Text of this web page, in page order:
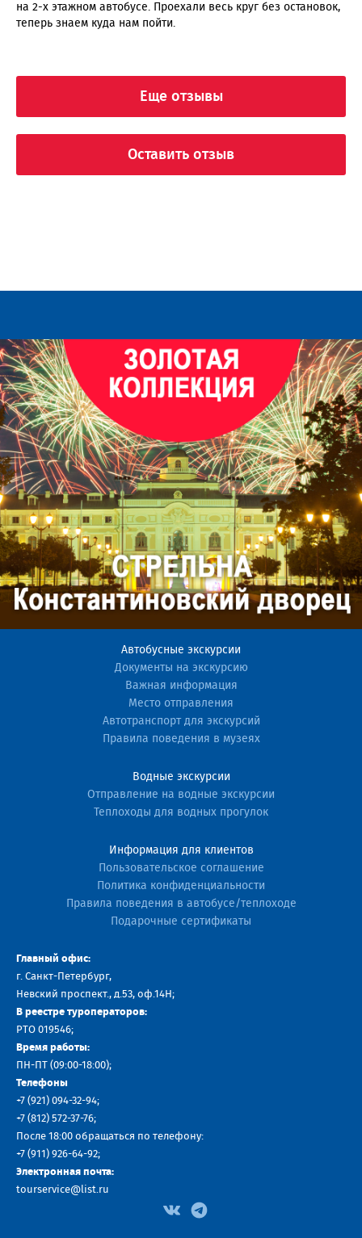
на 2-х этажном автобусе. Проехали весь круг без остановок,
теперь знаем куда нам пойти.
Еще отзывы
Оставить отзыв
Автобусные экскурсии
Документы на экскурсию
Важная информация
Место отправления
Автотранспорт для экскурсий
Правила поведения в музеях
Водные экскурсии
Отправление на водные экскурсии
Теплоходы для водных прогулок
Информация для клиентов
Пользовательское соглашение
Политика конфиденциальности
Правила поведения в автобусе/теплоходе
Подарочные сертификаты
Главный офис:
г. Санкт-Петербург,
Невский проспект., д.53, оф.14H;
В реестре туроператоров:
РТО 019546;
Время работы:
ПН-ПТ (09:00-18:00);
Телефоны
+7 (921) 094-32-94;
+7 (812) 572-37-76;
После 18:00 обращаться по телефону:
+7 (911) 926-64-92;
Электронная почта:
tourservice@list.ru